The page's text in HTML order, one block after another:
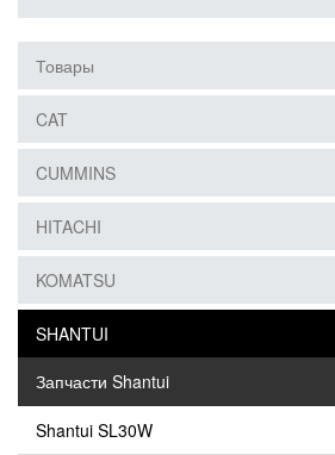
Товары
CAT
CUMMINS
HITACHI
KOMATSU
SHANTUI
Запчасти Shantui
Shantui SL30W